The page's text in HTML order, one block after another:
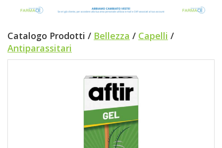
Catalogo Prodotti / Bellezza / Capelli /
Antiparassitari